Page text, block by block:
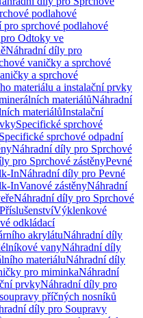
podlahové
sprchové podlahové
Odtoky ve
Náhradní díly pro
vaničky a sprchové
a sprchové
materiálu a instalační prvky
materiálůNáhradní
materiálůInstalační
Specifické sprchové
sprchové odpadní
Náhradní díly pro Sprchové
pro Sprchové zástěnyPevné
InNáhradní díly pro Pevné
InVanové zástěnyNáhradní
Náhradní díly pro Sprchové
Výklenkové
odkládací
akrylátuNáhradní díly
vanyNáhradní díly
materiáluNáhradní díly
pro miminkaNáhradní
prvkyNáhradní díly pro
příčných nosníků
díly pro Soupravy